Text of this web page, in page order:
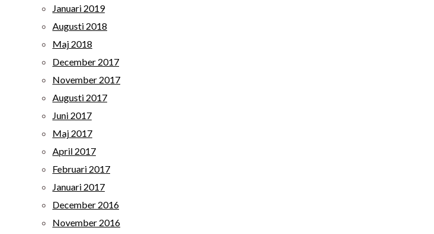
Januari 2019
Augusti 2018
Maj 2018
December 2017
November 2017
Augusti 2017
Juni 2017
Maj 2017
April 2017
Februari 2017
Januari 2017
December 2016
November 2016